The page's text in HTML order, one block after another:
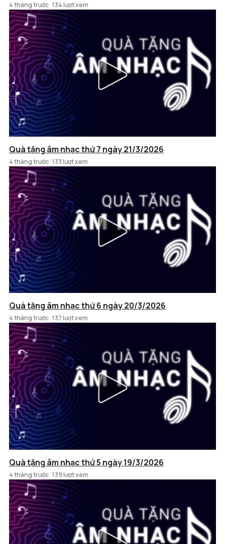
4 tháng trước 134 lượt xem
Quà tặng âm nhạc thứ 7 ngày 21/3/2026
4 tháng trước 133 lượt xem
Quà tặng âm nhạc thứ 6 ngày 20/3/2026
4 tháng trước 137 lượt xem
Quà tặng âm nhạc thứ 5 ngày 19/3/2026
4 tháng trước 139 lượt xem